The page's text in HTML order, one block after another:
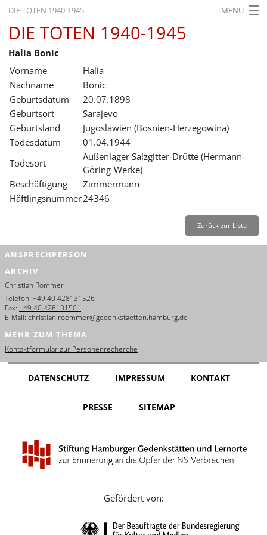
DIE TOTEN 1940-1945 MENU
STARTSEITE
AKTUELLES
AUSSTELLUNGEN
GESCHICHTE
BILDUNG
SERVICE
Deutsch Zurück
Deutsch
Français
Dansk
Español
Italiano
Português
Yкраїнський
Русский
Gebärdensprache
DIE TOTEN 1940-1945
Halia Bonic
Vorname
Halia
Nachname
Bonic
Geburtsdatum
20.07.1898
Geburtsort
Sarajevo
Geburtsland
Jugoslawien (Bosnien-Herzegowina)
Todesdatum
01.04.1944
Todesort
Außenlager Salzgitter-Drütte (Hermann-
Göring-Werke)
Beschäftigung
Zimmermann
Häftlingsnummer24346
Zurück zur Liste
ANSPRECHPERSON
ARCHIV
Christian Römmer
Telefon: +49 40 428131526
Fax: +49 40 428131501
E-Mail: christian.roemmer@gedenkstaetten.hamburg.de
MEHR ZUM THEMA
Kontaktformular zur Personenrecherche
DATENSCHUTZ IMPRESSUM KONTAKT
PRESSE SITEMAP
Gefördert von: